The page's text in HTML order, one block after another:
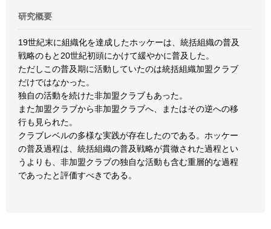
研究概要
19世紀末に組織化を達成したホッケーは、統括組織の普及
戦略のもと20世紀初頭にかけて緩やかに普及した。
ただしこの普及期に活動していたのは統括組織加盟クラブ
だけではなかった。
独自の活動を続けた非加盟クラブもあった。
また加盟クラブから非加盟クラブへ、またはその逆への移
行も見られた。
クラブレベルの多様な実践が存在したのである。ホッケー
の普及過程は、統括組織の普及戦略が貫徹された過程とい
うよりも、非加盟クラブの独自な活動も含む重層的な過程
であったと評価すべきである。